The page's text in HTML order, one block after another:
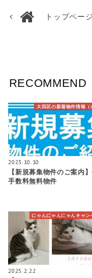
トップペー
RECOMMEND
大田区の新着物件情報（
2023.10.10
【新規募集物件のご案内
手数料無料物件
にゃんにゃんにゃんキャン
2025.2.22